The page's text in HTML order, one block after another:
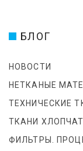
БЛОГ
НОВОСТИ
НЕТКАНЫЕ
ТЕХНИЧЕСКИЕ
ТКАНИ
ФИЛЬТРЫ.